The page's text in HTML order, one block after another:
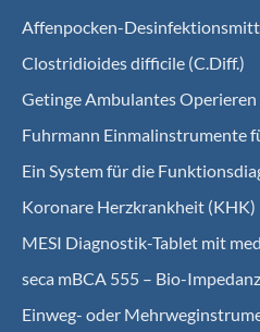
Affenpocken-
Clostridioides difficile (C.Diff.)
Getinge Ambulantes Operieren
Fuhrmann Einmalinstrumente
Ein System für die
Koro­nare Herz­krank­heit (KHK)
MESI Diagnostik-Tablet mit
seca mBCA 555 – Bio-
Einweg- oder